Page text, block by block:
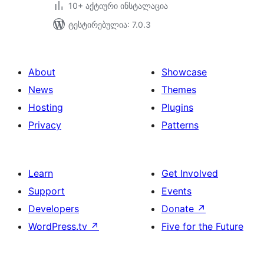
10+ აქტიური ინსტალაცია
ტესტირებულია: 7.0.3
About
News
Hosting
Privacy
Showcase
Themes
Plugins
Patterns
Learn
Support
Developers
WordPress.tv ↗
Get Involved
Events
Donate ↗
Five for the Future